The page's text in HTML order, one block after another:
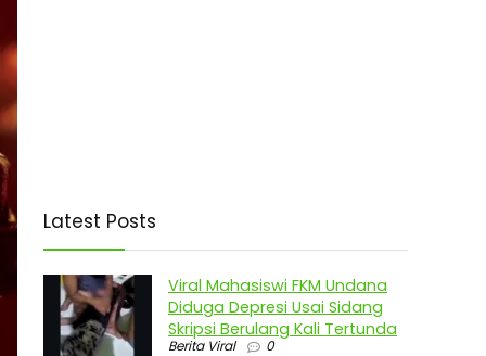
Latest Posts
Viral Mahasiswi FKM Undana
Diduga Depresi Usai Sidang
Skripsi Berulang Kali Tertunda
Berita Viral 0